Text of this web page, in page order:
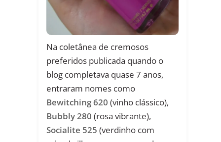
Na coletânea de cremosos
preferidos publicada quando o
blog completava quase 7 anos,
entraram nomes como
Bewitching 620 (vinho clássico),
Bubbly 280 (rosa vibrante),
Socialite 525 (verdinho com